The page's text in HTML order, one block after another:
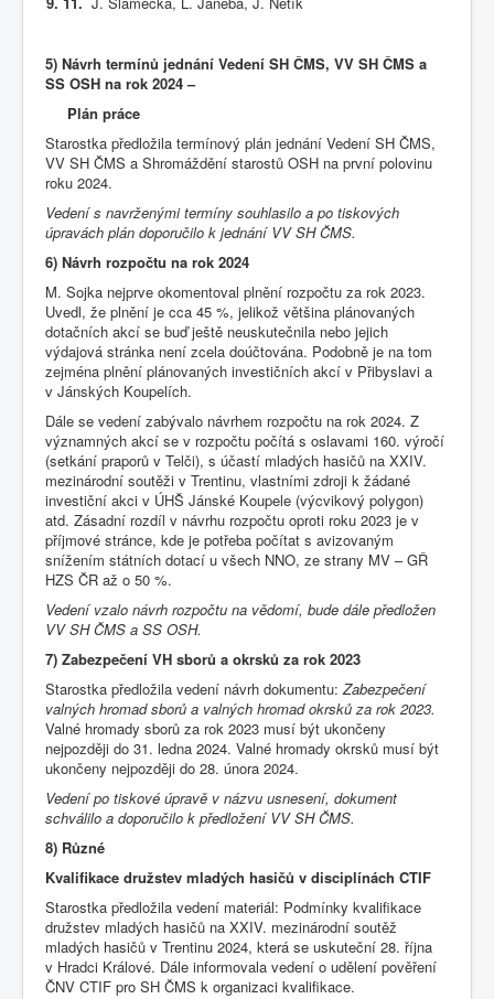
5) Návrh termínů jednání Vedení SH ČMS, VV SH ČMS a
SS OSH na rok 2024 –
Plán práce
Starostka předložila termínový plán jednání Vedení SH ČMS,
VV SH ČMS a Shromáždění starostů OSH na první polovinu
roku 2024.
Vedení s navrženými termíny souhlasilo a po tiskových
úpravách plán doporučilo k jednání VV SH ČMS.
6) Návrh rozpočtu na rok 2024
M. Sojka nejprve okomentoval plnění rozpočtu za rok 2023.
Uvedl, že plnění je cca 45 %, jelikož většina plánovaných
dotačních akcí se buď ještě neuskutečnila nebo jejich
výdajová stránka není zcela doúčtována. Podobně je na tom
zejména plnění plánovaných investičních akcí v Přibyslavi a
v Jánských Koupelích.
Dále se vedení zabývalo návrhem rozpočtu na rok 2024. Z
významných akcí se v rozpočtu počítá s oslavami 160. výročí
(setkání praporů v Telči), s účastí mladých hasičů na XXIV.
mezinárodní soutěži v Trentinu, vlastními zdroji k žádané
investiční akci v ÚHŠ Jánské Koupele (výcvikový polygon)
atd. Zásadní rozdíl v návrhu rozpočtu oproti roku 2023 je v
příjmové stránce, kde je potřeba počítat s avizovaným
snížením státních dotací u všech NNO, ze strany MV – GŘ
HZS ČR až o 50 %.
Vedení vzalo návrh rozpočtu na vědomí, bude dále předložen
VV SH ČMS a SS OSH.
7) Zabezpečení VH sborů a okrsků za rok 2023
Starostka předložila vedení návrh dokumentu:Zabezpečení
valných hromad sborů a valných hromad okrsků za rok 2023.
Valné hromady sborů za rok 2023 musí být ukončeny
nejpozději do 31. ledna 2024. Valné hromady okrsků musí být
ukončeny nejpozději do 28. února 2024.
Vedení po tiskové úpravě v názvu usnesení, dokument
schválilo a doporučilo k předložení VV SH ČMS.
8) Různé
Kvalifikace družstev mladých hasičů v disciplínách CTIF
Starostka předložila vedení materiál: Podmínky kvalifikace
družstev mladých hasičů na XXIV. mezinárodní soutěž
mladých hasičů v Trentinu 2024, která se uskuteční 28. října
v Hradci Králové. Dále informovala vedení o udělení pověření
ČNV CTIF pro SH ČMS k organizaci kvalifikace.